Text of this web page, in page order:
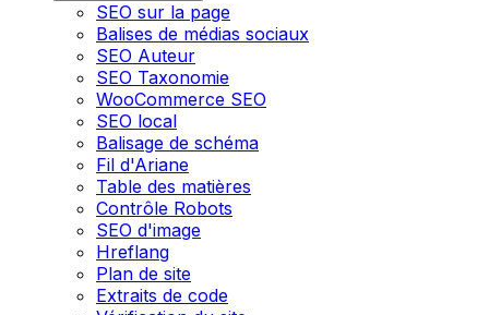
SEO sur la page
Balises de médias sociaux
SEO Auteur
SEO Taxonomie
WooCommerce SEO
SEO local
Balisage de schéma
Fil d'Ariane
Table des matières
Contrôle Robots
SEO d'image
Hreflang
Plan de site
Extraits de code